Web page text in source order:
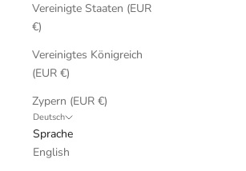
Vereinigte Staaten (EUR
€)
Vereinigtes Königreich
(EUR €)
Zypern (EUR €)
Deutsch
Sprache
English